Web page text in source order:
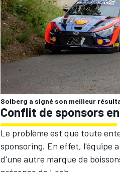
AUTRES CHAMPIONNATS
Solberg a signé son meilleur
Conflit de sponsors
Le problème est que toute
sponsoring. En effet, l'équipe
d'une autre marque de